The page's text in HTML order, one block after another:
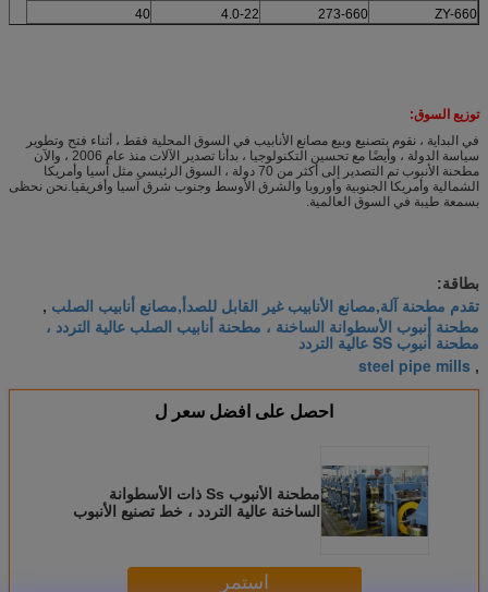
ZY-660
273-660
4.0-22
40
توزيع السوق:
في البداية ، نقوم بتصنيع وبيع مصانع الأنابيب في السوق المحلية فقط ، أثناء فتح وتطوير
سياسة الدولة ، وأيضًا مع تحسين التكنولوجيا ، بدأنا تصدير الآلات منذ عام 2006 ، والآن
مطحنة الأنبوب تم التصدير إلى أكثر من 70 دولة ، السوق الرئيسي مثل آسيا وأمريكا
الشمالية وأمريكا الجنوبية وأوروبا والشرق الأوسط وجنوب شرق آسيا وأفريقيا.نحن نحظى
بسمعة طيبة في السوق العالمية.
بطاقة:
تقدم مطحنة آلة,مصانع الأنابيب غير القابل للصدأ,مصانع أنابيب الصلب ,
مطحنة أنبوب الأسطوانة الساخنة ، مطحنة أنابيب الصلب عالية التردد ،
مطحنة أنبوب SS عالية التردد
,
steel pipe mills
احصل على افضل سعر ل
مطحنة الأنبوب Ss ذات الأسطوانة
الساخنة عالية التردد ، خط تصنيع الأنبوب
استمر